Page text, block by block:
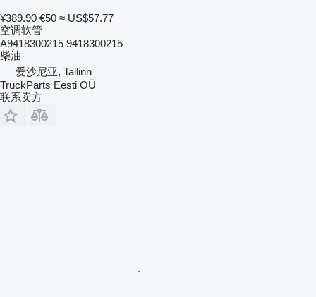
¥389.90 €50 ≈ US$57.77
空调软管
A9418300215 9418300215
柴油
爱沙尼亚, Tallinn
TruckParts Eesti OÜ
联系卖方